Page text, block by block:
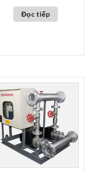
Đọc tiếp